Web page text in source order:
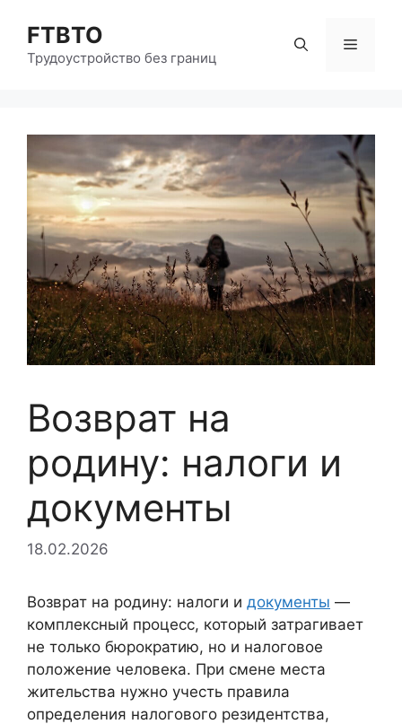
содержимому
FTBTO
Трудоустройство без границ
Меню
Возврат на
родину: налоги и
документы
18.02.2026
Возврат на родину: налоги и документы —
комплексный процесс, который затрагивает
не только бюрократию, но и налоговое
положение человека. При смене места
жительства нужно учесть правила
определения налогового резидентства,